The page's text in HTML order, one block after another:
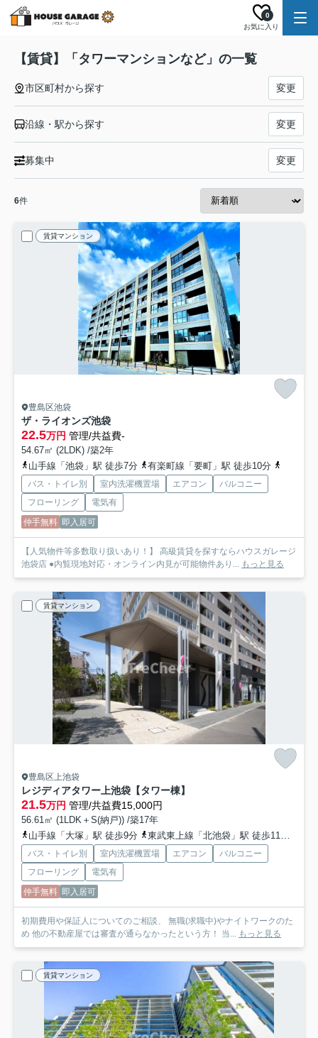
お気に入り
0
【賃貸】「タワーマンションなど」の一覧
市区町村から探す 変更
沿線・駅から探す 変更
募集中 変更
6件
賃貸マンション
豊島区池袋
ザ・ライオンズ池袋
22.5万円 管理/共益費-
54.67㎡ (2LDK) /築2年
山手線「池袋」駅 徒歩7分
有楽町線「要町」駅 徒歩10分
バス・トイレ別 室内洗濯機置場 エアコン
バルコニー
フローリング
電気有
仲手無料 即入居可
【人気物件等多数取り扱いあり！】 高級賃貸を探すならハウスガレージ
池袋店 ●内覧現地対応・オンライン内見が可能物件あり... もっと見る
賃貸マンション
豊島区上池袋
レジディアタワー上池袋【タワー棟】
21.5万円 管理/共益費15,000円
56.61㎡ (1LDK＋S(納戸)) /築17年
山手線「大塚」駅 徒歩9分
東武東上線「北池袋」駅 徒歩11分
バス・トイレ別 室内洗濯機置場 エアコン
バルコニー
フローリング
電気有
仲手無料 即入居可
初期費用や保証人についてのご相談、 無職(求職中)やナイトワークのた
め 他の不動産屋では審査が通らなかったという方！ 当... もっと見る
賃貸マンション